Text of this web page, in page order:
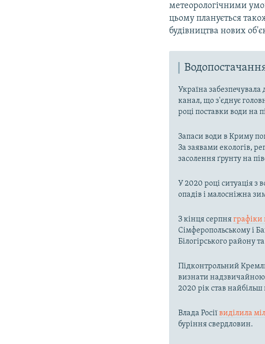
метеорологічними
цьому планується
будівництва нових
Україна
канал, що з'єднує
році поставки води на
Запаси води в Криму
За заявами екологів,
засолення ґрунту на
У 2020 році ситуація з
опадів і малосніжна
З кінця серпняграфіки
Сімферопольському і
Білогірського району
Підконтрольний
визнати надзвичайною
2020 рік став
Влада Росіївиділила
буріння свердловин.